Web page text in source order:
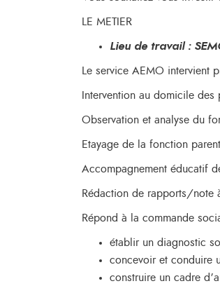
LE METIER
Lieu de travail :
Le service AEMO intervient
Intervention au domicile des
Observation et analyse du
Etayage de la fonction
Accompagnement éducatif
Rédaction de rapports/note
Répond à la commande
établir un diagnostic
concevoir et conduire
construire un cadre